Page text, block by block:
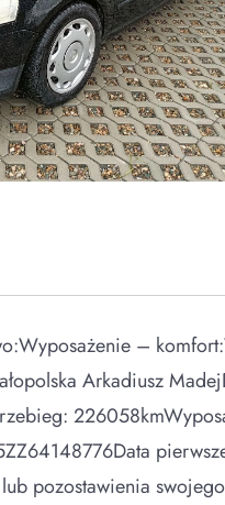
–
Arkadiusz
pozostawienia